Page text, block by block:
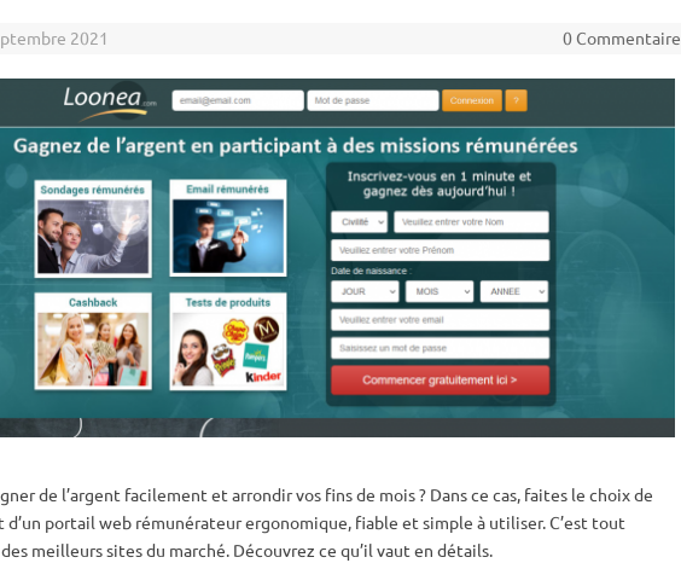
2021 0 Commentaire
de l’argent facilement et arrondir vos fins de mois ? Dans ce cas, faites le choix de
d’un portail web rémunérateur ergonomique, fiable et simple à utiliser. C’est tout
meilleurs sites du marché. Découvrez ce qu’il vaut en détails.